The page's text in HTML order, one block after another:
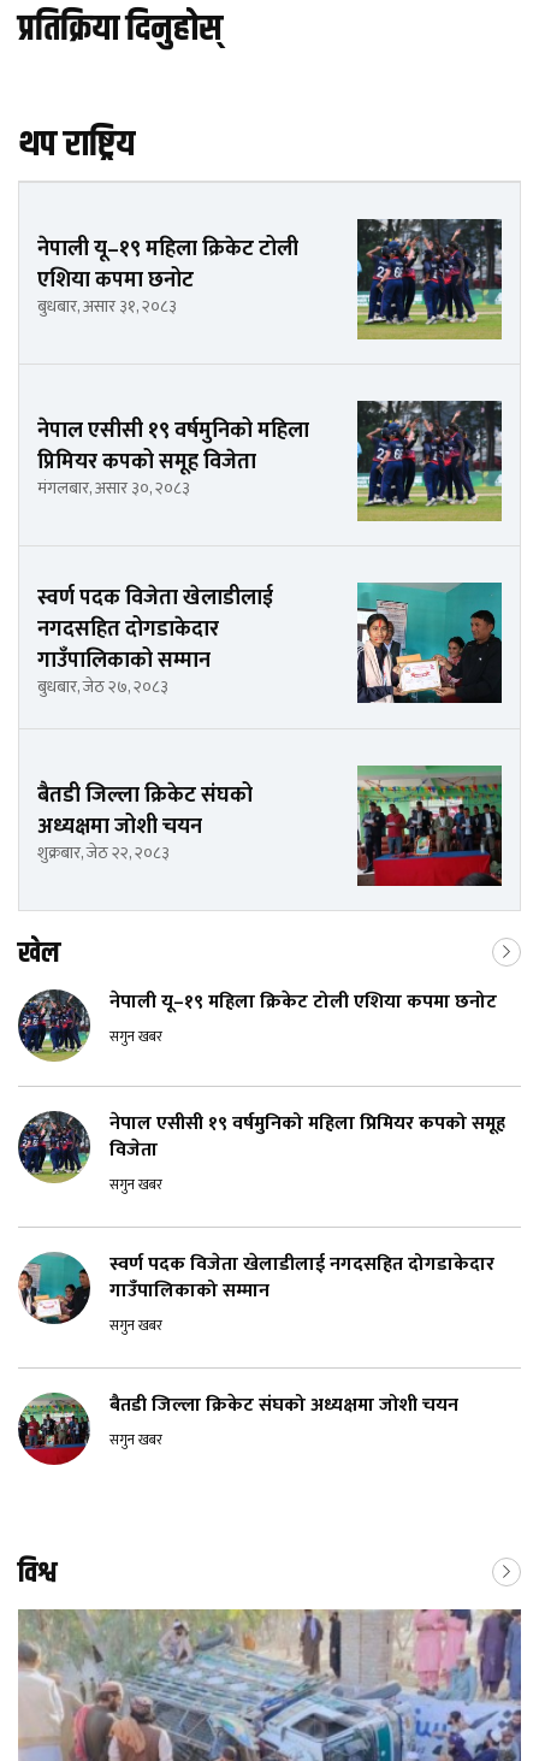
प्रतिक्रिया दिनुहोस्
थप राष्ट्रिय
नेपाली यू–१९ महिला क्रिकेट टोली
एशिया कपमा छनोट
बुधबार, असार ३१, २०८३
नेपाल एसीसी १९ वर्षमुनिको महिला
प्रिमियर कपको समूह विजेता
मंगलबार, असार ३०, २०८३
स्वर्ण पदक विजेता खेलाडीलाई
नगदसहित दोगडाकेदार
गाउँपालिकाको सम्मान
बुधबार, जेठ २७, २०८३
बैतडी जिल्ला क्रिकेट संघको
अध्यक्षमा जोशी चयन
शुक्रबार, जेठ २२, २०८३
खेल
नेपाली यू–१९ महिला क्रिकेट टोली एशिया कपमा छनोट
सगुन खबर
नेपाल एसीसी १९ वर्षमुनिको महिला प्रिमियर कपको समूह
विजेता
सगुन खबर
स्वर्ण पदक विजेता खेलाडीलाई नगदसहित दोगडाकेदार
गाउँपालिकाको सम्मान
सगुन खबर
बैतडी जिल्ला क्रिकेट संघको अध्यक्षमा जोशी चयन
सगुन खबर
विश्व